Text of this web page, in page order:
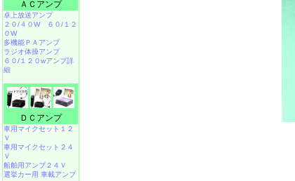
ＡＣアンプ
卓上放送アンプ
２０/４０W
６０/１２
０W
多機能ＰＡアンプ
ラジオ体操アンプ
６０/１２０wアンプ詳
細
ＤＣアンプ
車用マイクセット１２
Ｖ
車用マイクセット２４
Ｖ
船舶用アンプ２４Ｖ
選挙カー用 車載アンプ